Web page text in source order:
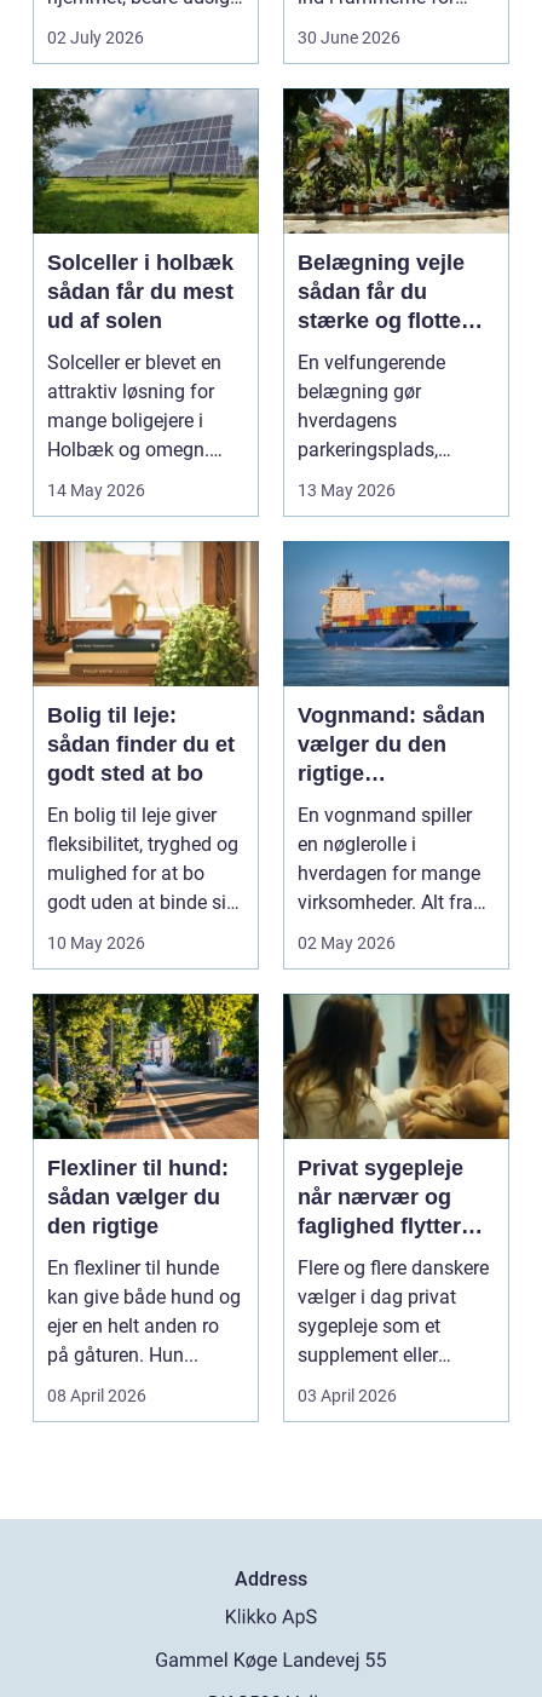
og et p&ae...
02 July 2026
almindelig
30 June 2026
Solceller i holbæk
sådan får du mest
ud af solen
Solceller er blevet en
attraktiv løsning for
mange boligejere i
Holbæk og omegn.
Flere ønsker at sæn...
14 May 2026
Belægning vejle
sådan får du
stærke og flotte
udendørs arealer
En velfungerende
belægning gør
hverdagens
parkeringsplads,
terrasse eller
gårdsplads både pæn
og pra...
13 May 2026
Bolig til leje:
sådan finder du et
godt sted at bo
En bolig til leje giver
fleksibilitet, tryghed og
mulighed for at bo
godt uden at binde sig
ø...
10 May 2026
Vognmand: sådan
vælger du den
rigtige
samarbejdspartner
En vognmand spiller
en nøglerolle i
hverdagen for mange
virksomheder. Alt fra
byggematerialer...
02 May 2026
Flexliner til hund:
sådan vælger du
den rigtige
En flexliner til hunde
kan give både hund og
ejer en helt anden ro
på gåturen. Hun...
08 April 2026
Privat sygepleje
når nærvær og
faglighed flytter
hjem i stuen
Flere og flere danskere
vælger i dag privat
sygepleje som et
supplement eller
alternativ til det off...
03 April 2026
Address